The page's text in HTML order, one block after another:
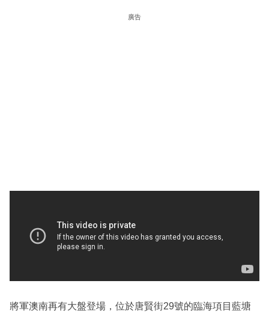
閱
區
廣告
將軍澳南再有大盤登場，位於唐賢街29號的臨海項目藍塘